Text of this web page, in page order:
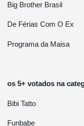
Big Brother Brasil
De Férias Com O Ex
Programa da Maisa
os 5+ votados na
Bibi Tatto
Funbabe